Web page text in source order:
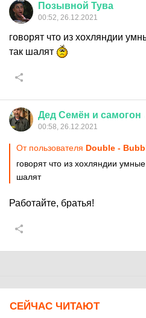
Позывной Тува
00:52, 26.12.2021
говорят что из хохляндии
так шалят
Дед Семён и самогон
00:58, 26.12.2021
От пользователя Double -
говорят что из хохляндии
шалят
Работайте, братья!
СЕЙЧАС ЧИТАЮТ